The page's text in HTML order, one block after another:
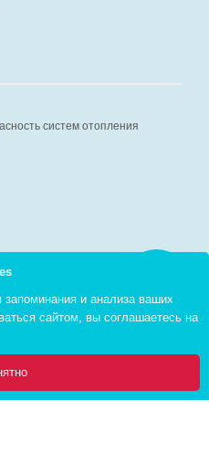
Избранное Корзина:
систем отопления
рынок, павильон № 8c
199
и анализа ваших
сайтом, вы соглашаетесь на